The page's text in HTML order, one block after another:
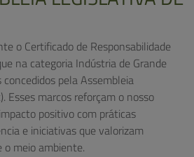
o Certificado de Responsabilidade
na categoria Indústria de Grande
pela Assembleia
Esses marcos reforçam o nosso
positivo com práticas
e iniciativas que valorizam
o meio ambiente.